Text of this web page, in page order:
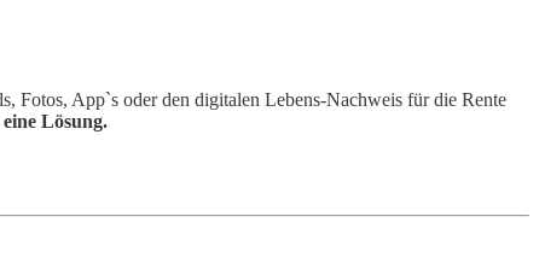
Fotos, App`s oder den digitalen Lebens-Nachweis für die Rente
Lösung.